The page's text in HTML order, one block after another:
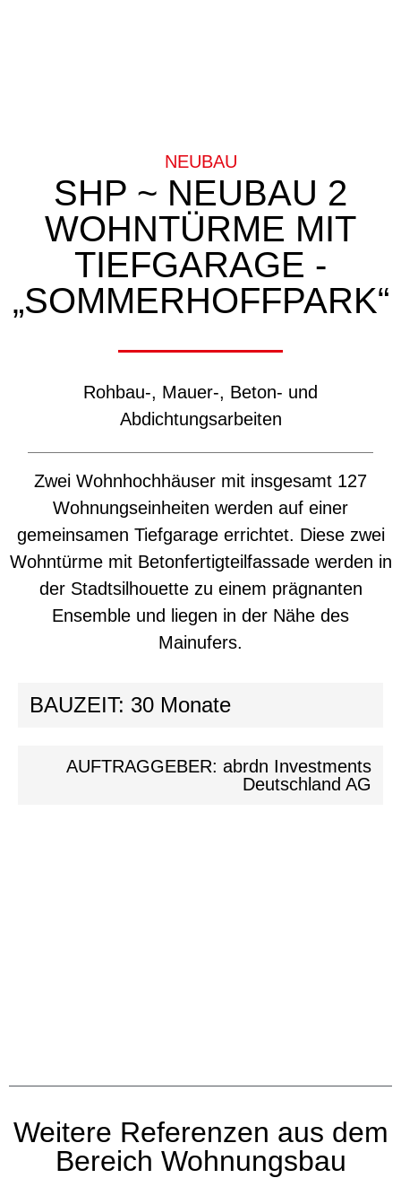
NEUBAU
SHP ~ NEUBAU 2
WOHNTÜRME MIT
TIEFGARAGE -
„SOMMERHOFFPARK“
Rohbau-, Mauer-, Beton- und
Abdichtungsarbeiten
Zwei Wohnhochhäuser mit insgesamt 127
Wohnungseinheiten werden auf einer
gemeinsamen Tiefgarage errichtet. Diese zwei
Wohntürme mit Betonfertigteilfassade werden in
der Stadtsilhouette zu einem prägnanten
Ensemble und liegen in der Nähe des
Mainufers.
BAUZEIT: 30 Monate
AUFTRAGGEBER: abrdn Investments
Deutschland AG
Weitere Referenzen aus dem
Bereich Wohnungsbau